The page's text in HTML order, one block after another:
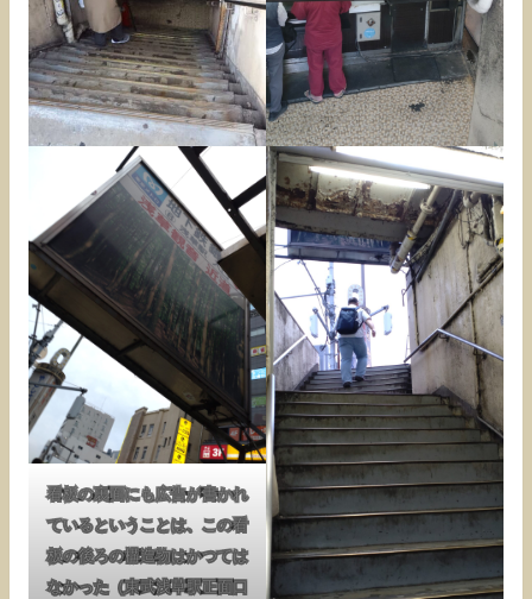
看板の裏面にも広告が書かれ
ているということは、この看
板の後ろの構造物はかつては
なかった（東武浅草駅正面口